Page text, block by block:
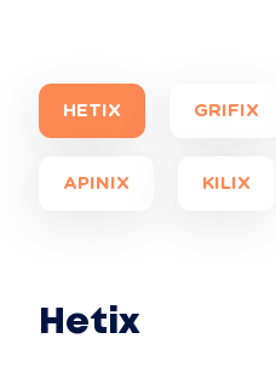
HETIX GRIFIX
APINIX KILIX
Hetix